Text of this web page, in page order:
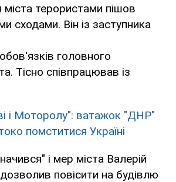
міста терористами пішов
сходами. Він із заступника
головного
Тісно співпрацював із
і Моторолу": ватажок "ДНР"
помститися Україні
і мер міста Валерій
повісити на будівлю